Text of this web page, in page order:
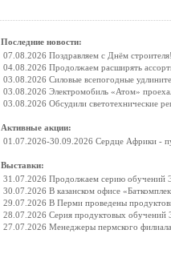
Последние новости:
07.08.2026 Поздравляем с Днём строителя!
04.08.2026 Продолжаем расширять
03.08.2026 Силовые всепогодные
03.08.2026 Электромобиль «Атом»
03.08.2026 Обсудили светотехнические
Активные акции:
01.07.2026-30.09.2026 Сердце Африки -
Выставки:
31.07.2026 Продолжаем серию обучений
30.07.2026 В казанском офисе
29.07.2026 В Перми проведены
28.07.2026 Серия продуктовых
27.07.2026 Менеджеры пермского